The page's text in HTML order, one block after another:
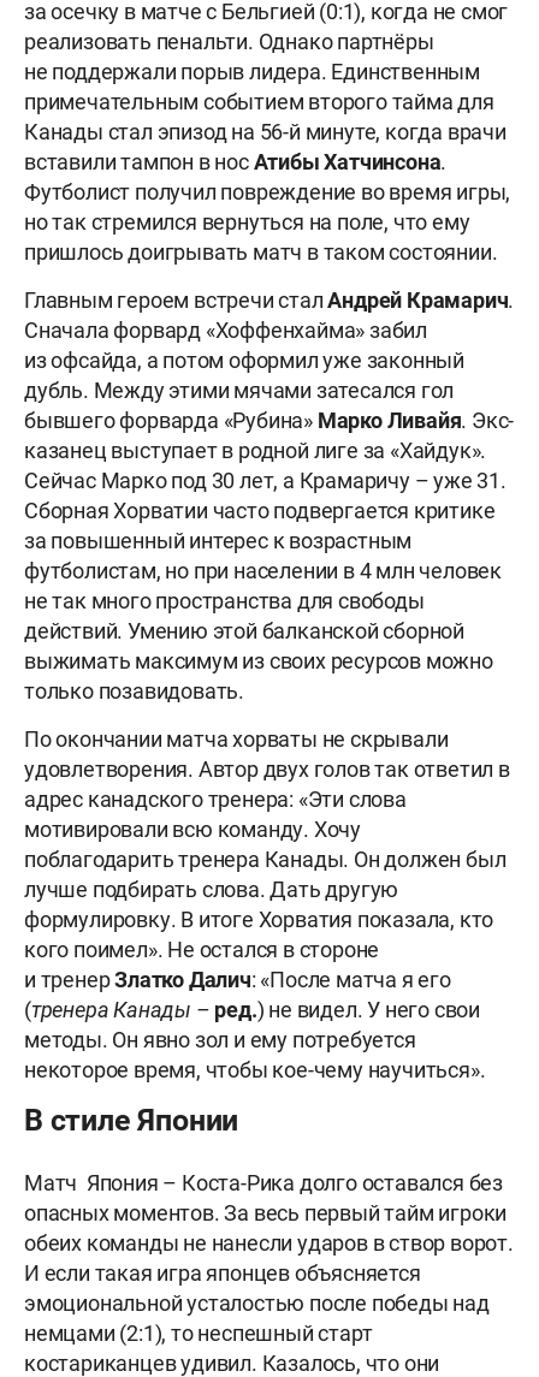
за осечку в матче с Бельгией (0:1), когда не смог
реализовать пенальти. Однако партнёры
не поддержали порыв лидера. Единственным
примечательным событием второго тайма для
Канады стал эпизод на 56-й минуте, когда врачи
вставили тампон в носАтибы Хатчинсона.
Футболист получил повреждение во время игры,
но так стремился вернуться на поле, что ему
пришлось доигрывать матч в таком состоянии.
Главным героем встречи сталАндрей Крамарич.
Сначала форвард «Хоффенхайма» забил
из офсайда, а потом оформил уже законный
дубль. Между этими мячами затесался гол
бывшего форварда «Рубина» МаркоЛивайя. Экс-
казанец выступает в родной лиге за «Хайдук».
Сейчас Марко под 30 лет, а Крамаричу – уже 31.
Сборная Хорватии часто подвергается критике
за повышенный интерес к возрастным
футболистам, но при населении в 4 млн человек
не так много пространства для свободы
действий. Умению этой балканской сборной
выжимать максимум из своих ресурсов можно
только позавидовать.
По окончании матча хорваты не скрывали
удовлетворения. Автор двух голов так ответил в
адрес канадского тренера: «Эти слова
мотивировали всю команду. Хочу
поблагодарить тренера Канады. Он должен был
лучше подбирать слова. Дать другую
формулировку. В итоге Хорватия показала, кто
кого поимел». Не остался в стороне
и тренерЗлаткоДалич: «После матча я его
(тренера Канады – ред.) не видел. У него свои
методы. Он явно зол и ему потребуется
некоторое время, чтобы кое-чему научиться».
В стиле Японии
Матч Япония – Коста-Рика долго оставался без
опасных моментов. За весь первый тайм игроки
обеих команды не нанесли ударов в створ ворот.
И если такая игра японцев объясняется
эмоциональной усталостью после победы над
немцами (2:1), то неспешный старт
костариканцев удивил. Казалось, что они